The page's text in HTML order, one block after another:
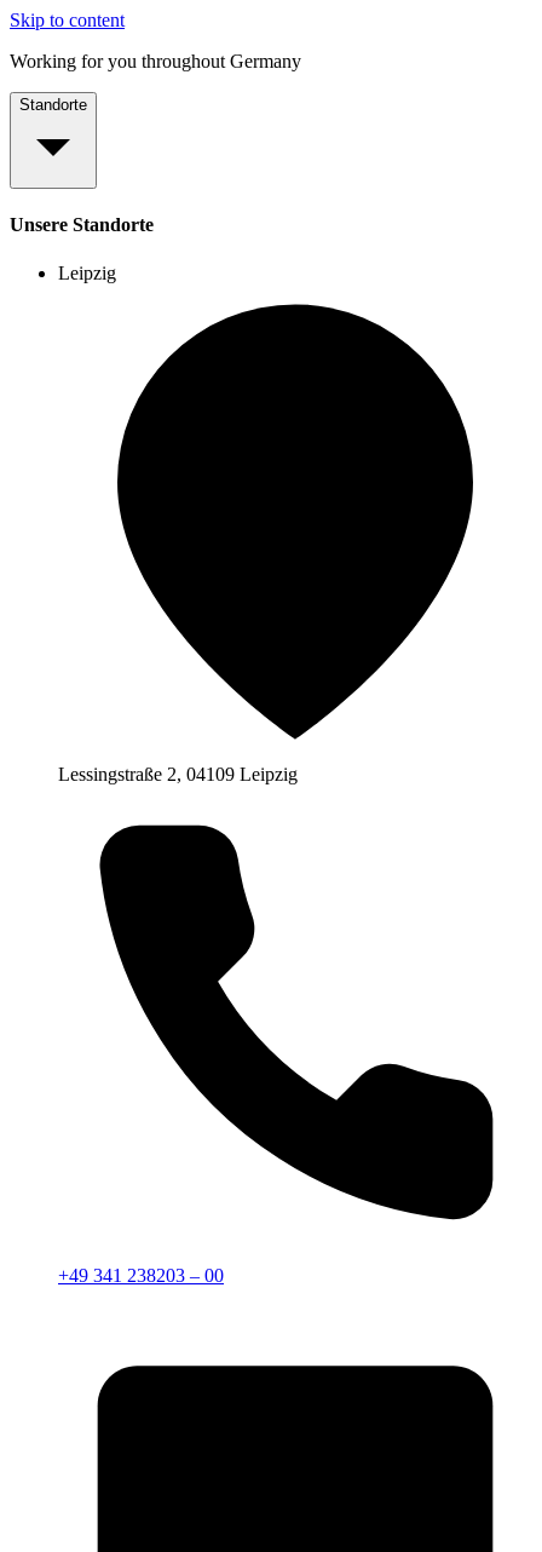
Skip to content
Working for you throughout Germany
Standorte
Unsere Standorte
Leipzig
Lessingstraße 2, 04109 Leipzig
+49 341 238203 – 00